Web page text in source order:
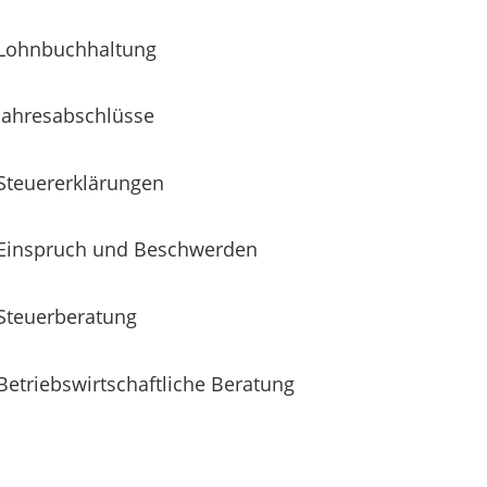
und Beschwerden
Beratung